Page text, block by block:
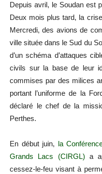
Depuis avril, le Soudan est
Deux mois plus tard, la
Mercredi, des avions de
ville située dans le Sud du
d’un schéma d’attaques
civils sur la base de leur
commises par des milices
portant l’uniforme de la
déclaré le chef de la
Perthes.
En début juin, la
Grands Lacs (CIRGL) a
cessez-le-feu visant à